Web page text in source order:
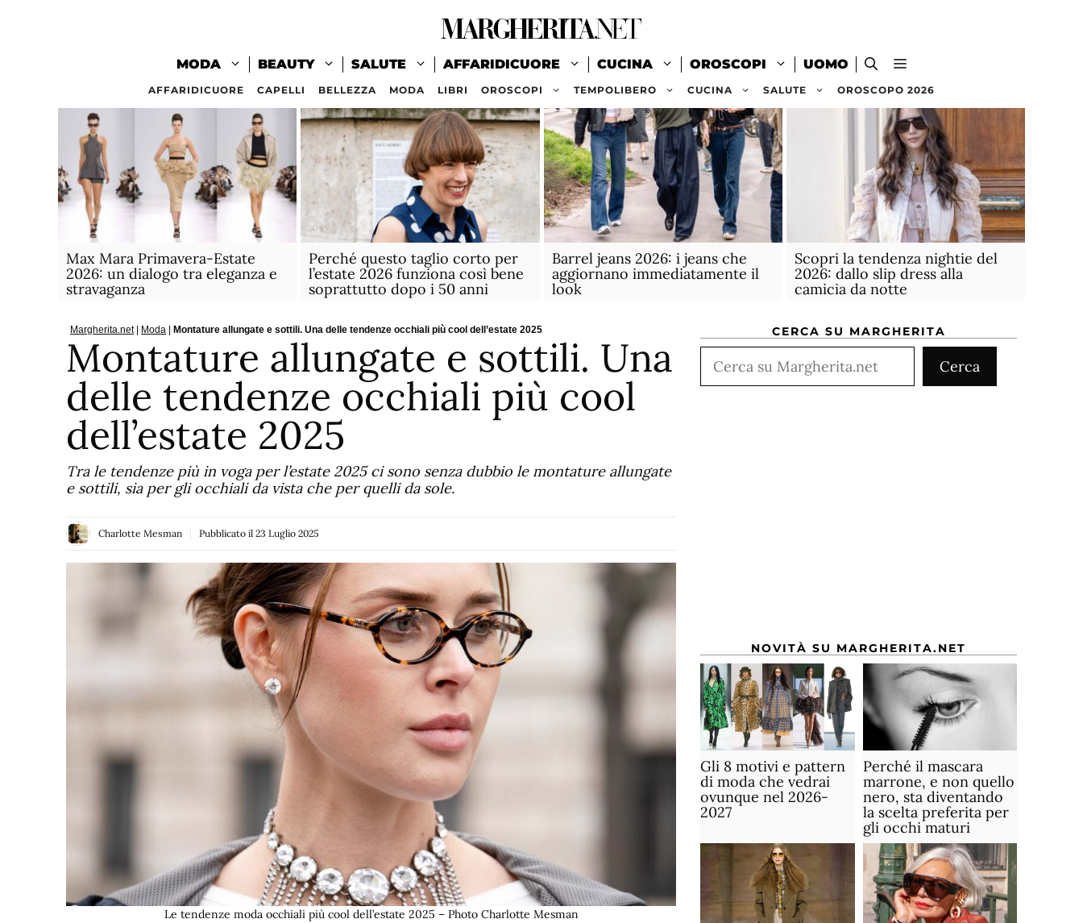
MODA BEAUTY SALUTE AFFARIDICUORE CUCINA OROSCOPI UOMO
AFFARIDICUORE CAPELLI BELLEZZA MODA LIBRI OROSCOPI TEMPOLIBERO CUCINA SALUTE OROSCOPO 2026
Max Mara Primavera-Estate
2026: un dialogo tra eleganza e
stravaganza
Perché questo taglio corto per
l’estate 2026 funziona così bene
soprattutto dopo i 50 anni
Barrel jeans 2026: i jeans che
aggiornano immediatamente il
look
Scopri la tendenza nightie del
2026: dallo slip dress alla
camicia da notte
Margherita.net| Moda | Montature allungate e sottili. Una delle tendenze occhiali più cool dell’estate 2025
Montature allungate e sottili. Una
delle tendenze occhiali più cool
dell’estate 2025
Tra le tendenze più in voga per l’estate 2025 ci sono senza dubbio le montature allungate
e sottili, sia per gli occhiali da vista che per quelli da sole.
Charlotte Mesman Pubblicato il 23 Luglio 2025
Le tendenze moda occhiali più cool dell’estate 2025 – Photo Charlotte Mesman
CERCA SU MARGHERITA
Cerca
Cerca
NOVITÀ SU MARGHERITA.NET
Gli 8 motivi e pattern
di moda che vedrai
ovunque nel 2026-
2027
Perché il mascara
marrone, e non quello
nero, sta diventando
la scelta preferita per
gli occhi maturi